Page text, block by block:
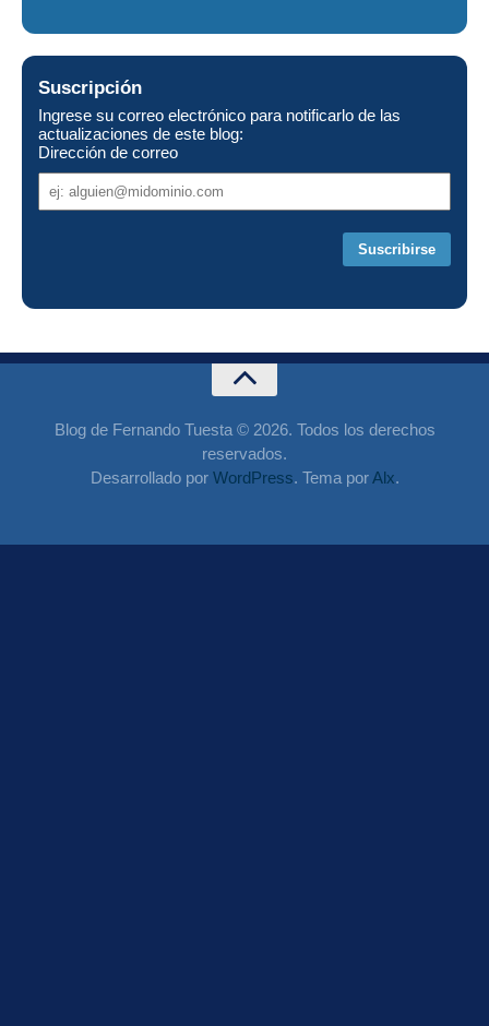
Suscripción
Ingrese su correo electrónico para notificarlo de las
actualizaciones de este blog:
Dirección de correo
de
Blog de Fernando Tuesta © 2026. Todos los derechos
reservados.
Desarrollado por WordPress. Tema porAlx.